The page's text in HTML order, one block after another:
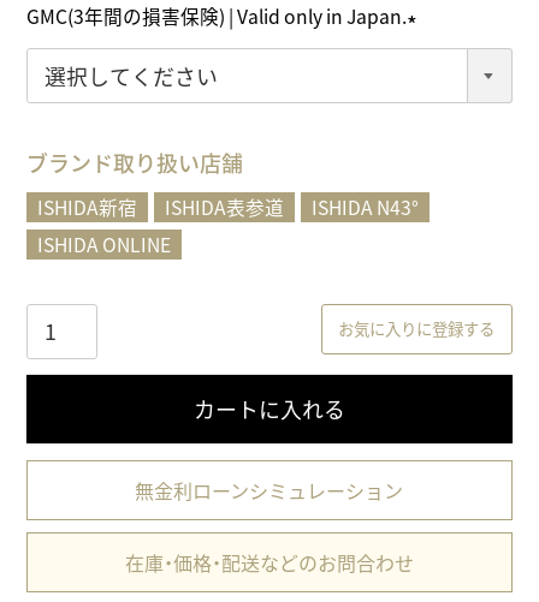
GMC(3年間の損害保険) | Valid only in Japan.
(
ブランド取り扱い店舗
ISHIDA新宿 ISHIDA表参道
ISHIDA N43°
ISHIDA ONLINE
お気に入りに登録する
カートに入れる
無金利ローンシミュレーション
在庫・価格・配送などのお問合わせ